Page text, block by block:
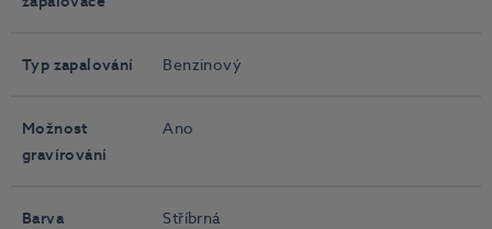
Typ zapalování Benzinový
Možnost
gravírování
Ano
Barva
Stříbrná